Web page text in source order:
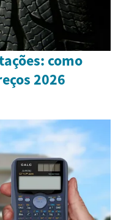
como
2026